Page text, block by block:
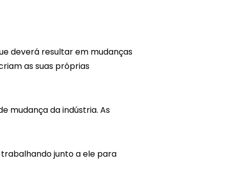
deverá resultar em mudanças
as suas próprias
mudança da indústria. As
junto a ele para